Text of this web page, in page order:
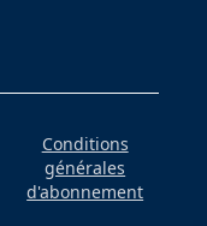
Conditions
générales
d'abonnement